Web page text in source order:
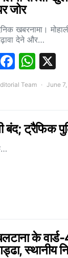
जोर
खबरनामा।
देने और…
Team June
ट्रैफिक
के
स्थानीय